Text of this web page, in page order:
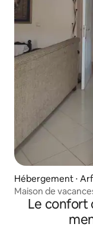
Hébergement ⋅
Maison de
Le confort